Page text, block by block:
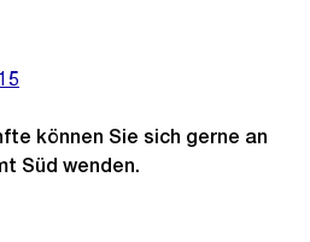
können Sie sich gerne an
Süd wenden.